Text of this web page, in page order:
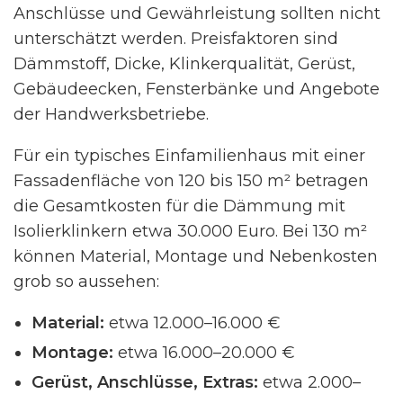
Anschlüsse und Gewährleistung sollten nicht
unterschätzt werden. Preisfaktoren sind
Dämmstoff, Dicke, Klinkerqualität, Gerüst,
Gebäudeecken, Fensterbänke und Angebote
der Handwerksbetriebe.
Für ein typisches Einfamilienhaus mit einer
Fassadenfläche von 120 bis 150 m² betragen
die Gesamtkosten für die Dämmung mit
Isolierklinkern etwa 30.000 Euro. Bei 130 m²
können Material, Montage und Nebenkosten
grob so aussehen:
Material: etwa 12.000–16.000 €
Montage: etwa 16.000–20.000 €
Gerüst, Anschlüsse, Extras: etwa 2.000–